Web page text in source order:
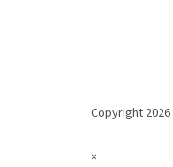
Copyright 2026
×